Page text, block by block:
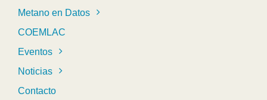
Metano en Datos
COEMLAC
Eventos
Noticias
Contacto